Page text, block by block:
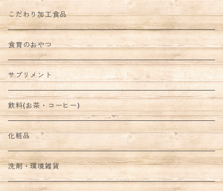
こだわり加工食品
食育のおやつ
サプリメント
飲料(お茶・コーヒー)
化粧品
洗剤・環境雑貨